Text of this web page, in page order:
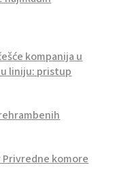
kompanija u
liniju: pristup
komore